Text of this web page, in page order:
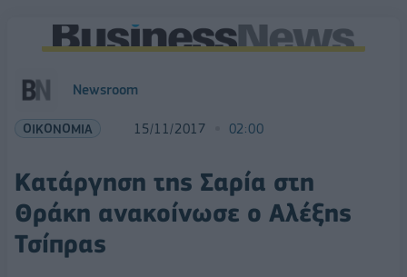
Newsroom
ΟΙΚΟΝΟΜΙΑ 15/11/2017 02:00
Κατάργηση της Σαρία στη
Θράκη ανακοίνωσε ο Αλέξης
Τσίπρας